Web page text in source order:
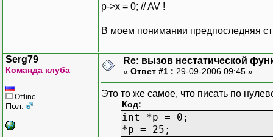
p->x = 0; // AV !
В моем понимании предпоследняя
Serg79
Команда клуба
Offline
Пол:
Re: вызов нестатической
« Ответ #1 : 29-09-2006 09:45 »
Это то же самое, что писать по
Код:
int *p = 0;
*p = 25;